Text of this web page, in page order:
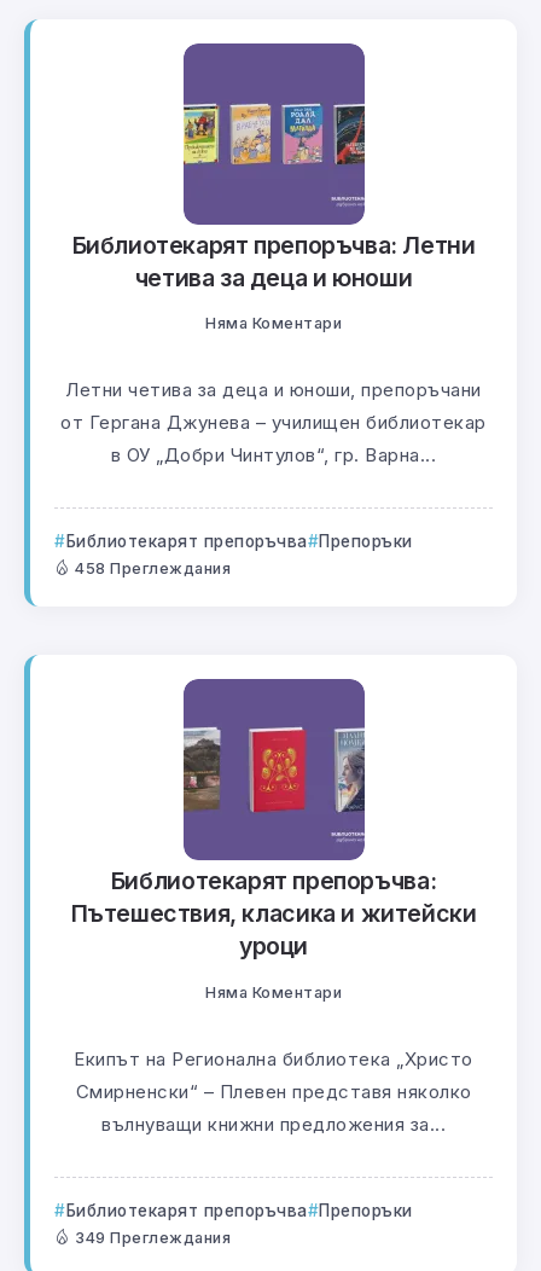
Библиотекарят препоръчва: Летни
четива за деца и юноши
Няма Коментари
Летни четива за деца и юноши, препоръчани
от Гергана Джунева – училищен библиотекар
в ОУ „Добри Чинтулов“, гр. Варна...
Библиотекарят препоръчва Препоръки
458 Преглеждания
Библиотекарят препоръчва:
Пътешествия, класика и житейски
уроци
Няма Коментари
Екипът на Регионална библиотека „Христо
Смирненски“ – Плевен представя няколко
вълнуващи книжни предложения за...
Библиотекарят препоръчва Препоръки
349 Преглеждания